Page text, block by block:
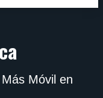
Móvil en